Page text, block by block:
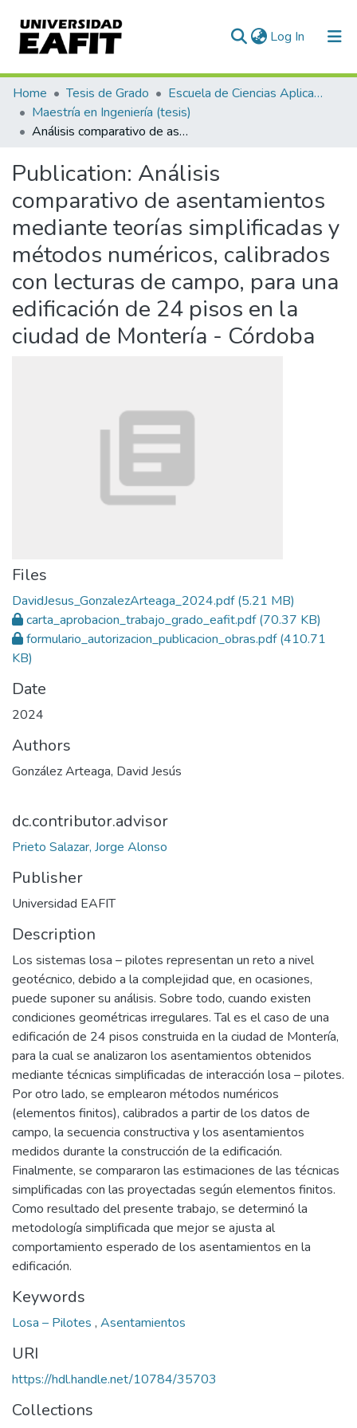
Log In (current)
Communities & Collections
All of DSpace
Home Tesis de Grado
Escuela de Ciencias Aplicadas e Ingeniería
Maestría en Ingeniería (tesis)
Análisis comparativo de asentamientos mediante teorías simplificadas y métodos numéricos, calibrados con lecturas de campo, para una edificación de 24 pisos en la ciudad de Montería - Córdoba
Publication: Análisis
comparativo de asentamientos
mediante teorías simplificadas y
métodos numéricos, calibrados
con lecturas de campo, para una
edificación de 24 pisos en la
ciudad de Montería - Córdoba
Files
DavidJesus_GonzalezArteaga_2024.pdf(5.21 MB)
carta_aprobacion_trabajo_grado_eafit.pdf(70.37 KB)
formulario_autorizacion_publicacion_obras.pdf(410.71
KB)
Date
2024
Authors
González Arteaga, David Jesús
dc.contributor.advisor
Prieto Salazar, Jorge Alonso
Publisher
Universidad EAFIT
Description
Los sistemas losa – pilotes representan un reto a nivel
geotécnico, debido a la complejidad que, en ocasiones,
puede suponer su análisis. Sobre todo, cuando existen
condiciones geométricas irregulares. Tal es el caso de una
edificación de 24 pisos construida en la ciudad de Montería,
para la cual se analizaron los asentamientos obtenidos
mediante técnicas simplificadas de interacción losa – pilotes.
Por otro lado, se emplearon métodos numéricos
(elementos finitos), calibrados a partir de los datos de
campo, la secuencia constructiva y los asentamientos
medidos durante la construcción de la edificación.
Finalmente, se compararon las estimaciones de las técnicas
simplificadas con las proyectadas según elementos finitos.
Como resultado del presente trabajo, se determinó la
metodología simplificada que mejor se ajusta al
comportamiento esperado de los asentamientos en la
edificación.
Keywords
Losa – Pilotes , Asentamientos
URI
https://hdl.handle.net/10784/35703
Collections